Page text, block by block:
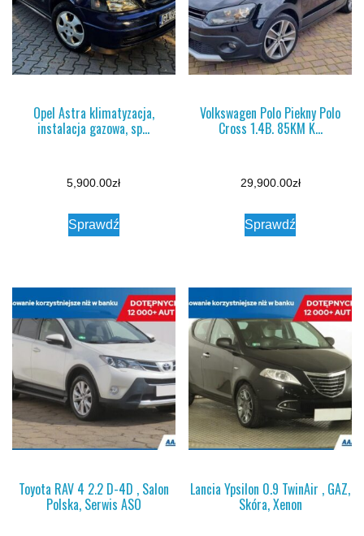
Opel Astra klimatyzacja,
instalacja gazowa, sp…
5,900.00zł
Sprawdź
Volkswagen Polo Piekny Polo
Cross 1.4B. 85KM K…
29,900.00zł
Sprawdź
Toyota RAV 4 2.2 D-4D , Salon
Polska, Serwis ASO
Lancia Ypsilon 0.9 TwinAir , GAZ,
Skóra, Xenon